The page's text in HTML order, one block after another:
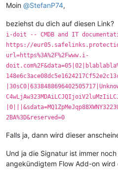
Moin @StefanP74,
beziehst du dich auf diesen Link?
i-doit -- CMDB and IT
https://
url=https%3A%2F%2Fwww.i-
2BA%3D&reserved=0
Falls ja, dann wird dieser
Und ja die Signatur ist immer
angekündigtem Flow Add-on wird